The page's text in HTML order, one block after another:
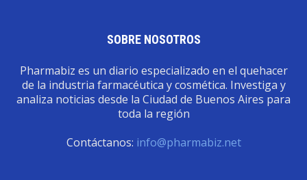
SOBRE NOSOTROS
Pharmabiz es un diario especializado en el quehacer
de la industria farmacéutica y cosmética. Investiga y
analiza noticias desde la Ciudad de Buenos Aires para
toda la región
Contáctanos: info@pharmabiz.net